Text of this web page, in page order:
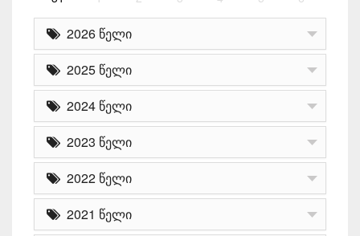
2026 წელი
2025 წელი
2024 წელი
2023 წელი
2022 წელი
2021 წელი